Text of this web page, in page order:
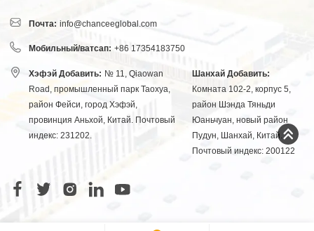
Почта: info@chanceeglobal.com
Мобильный/ватсап: +86 17354183750
Хэфэй Добавить: № 11, Qiaowan
Road, промышленный парк Таохуа,
район Фейси, город Хэфэй,
провинция Аньхой, Китай. Почтовый
индекс: 231202.
Шанхай Добавить:
Комната 102-2, корпус 5,
район Шэнда Тяньди
Юаньчуан, новый район
Пудун, Шанхай, Китай.
Почтовый индекс: 200122